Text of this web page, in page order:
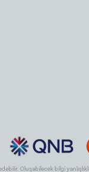
Oluşabilecek bilgi